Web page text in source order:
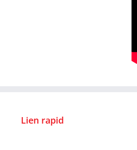
Lien rapid